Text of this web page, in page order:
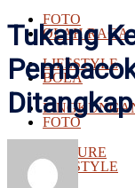
FOTO
LIFESTYLE
FEATURE
OLAH RAGA
BOLA
FOTO
LIFESTYLE
Tukang
Ditangkap